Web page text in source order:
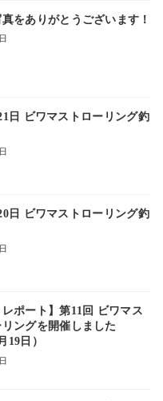
をありがとうございます！
日 ビワマストローリング釣
日 ビワマストローリング釣
レポート】第11回 ビワマス
ングを開催しました
19日）